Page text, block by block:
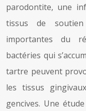
parodontite, une
tissus de
importantes du
bactéries qui
tartre peuvent
les tissus
gencives. Une